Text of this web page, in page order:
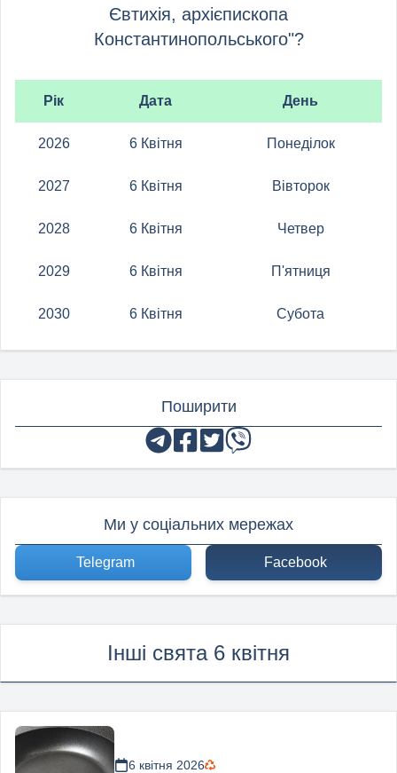
Євтихія, архієпископа
Константинопольського"?
Рік Дата День
2026 6 Квітня Понеділок
2027 6 Квітня Вівторок
2028 6 Квітня Четвер
2029 6 Квітня П'ятниця
2030 6 Квітня Субота
Поширити
Ми у соціальних мережах
Telegram Facebook
Інші свята 6 квітня
6 квітня 2026